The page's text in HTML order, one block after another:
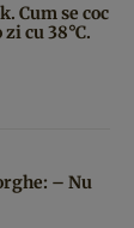
Cum se coc
cu 38°C.
– Nu